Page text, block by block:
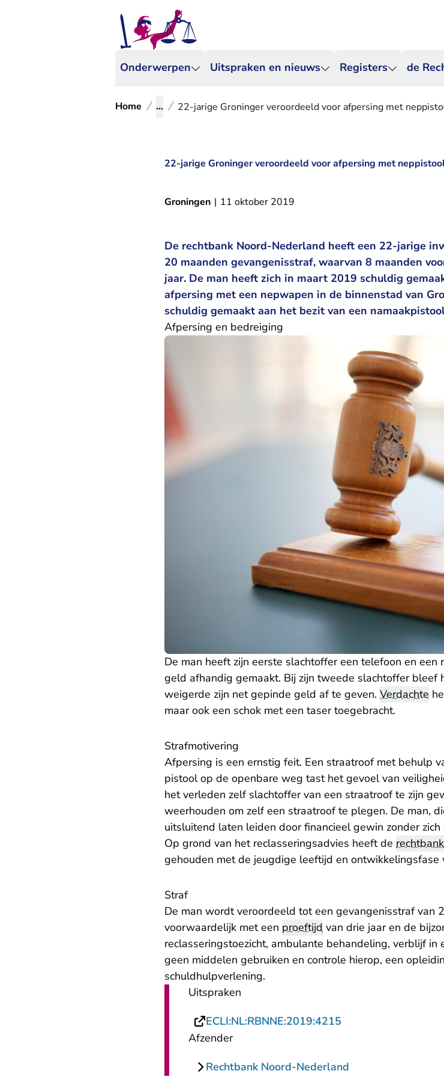
Onderwerpen Uitspraken en nieuws Registers de
Home ... 22-jarige Groninger veroordeeld voor afpersing met
22-jarige Groninger veroordeeld voor afpersing met
Groningen | 11 oktober 2019
De rechtbank Noord-Nederland heeft een 22-jarige
20 maanden gevangenisstraf, waarvan 8 maanden
jaar. De man heeft zich in maart 2019 schuldig
afpersing met een nepwapen in de binnenstad van
schuldig gemaakt aan het bezit van een
Afpersing en bedreiging
De man heeft zijn eerste slachtoffer een telefoon en
geld afhandig gemaakt. Bij zijn tweede slachtoffer
weigerde zijn net gepinde geld af te geven. Verdachte
maar ook een schok met een taser toegebracht.
Strafmotivering
Afpersing is een ernstig feit. Een straatroof met behulp
pistool op de openbare weg tast het gevoel van
het verleden zelf slachtoffer van een straatroof te zijn
weerhouden om zelf een straatroof te plegen. De man,
uitsluitend laten leiden door financieel gewin zonder
Op grond van het reclasseringsadvies heeft de rechtbank
gehouden met de jeugdige leeftijd en ontwikkelingsfase
Straf
De man wordt veroordeeld tot een gevangenisstraf van
voorwaardelijk met een proeftijd van drie jaar en de
reclasseringstoezicht, ambulante behandeling, verblijf
geen middelen gebruiken en controle hierop, een
schuldhulpverlening.
Uitspraken
ECLI:NL:RBNNE:2019:4215
Afzender
Rechtbank Noord-Nederland